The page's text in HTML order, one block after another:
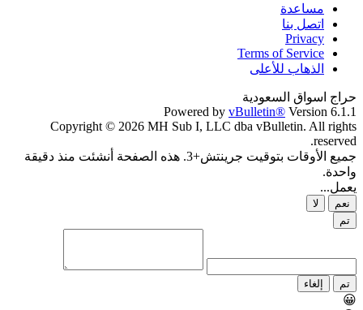
مساعدة
اتصل بنا
Privacy
Terms of Service
الذهاب للأعلى
حراج اسواق السعودية
Powered by vBulletin® Version 6.1.1
Copyright © 2026 MH Sub I, LLC dba vBulletin. All rights
reserved.
جميع الأوقات بتوقيت جرينتش+3. هذه الصفحة أنشئت منذ دقيقة
واحدة.
يعمل...
نعم
لا
تم
تم إلغاء
😀